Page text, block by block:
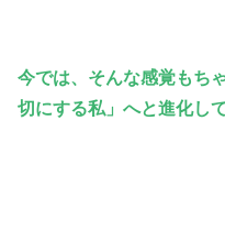
今では、そんな感覚もち
切にする私」へと進化し